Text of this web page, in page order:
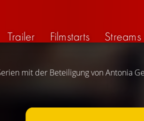
Trailer Filmstarts Streams
mit der Beteiligung von Antonia